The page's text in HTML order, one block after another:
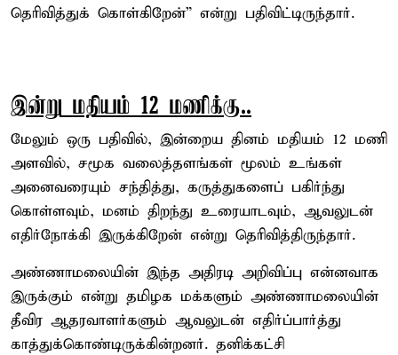
தெரிவித்துக் கொள்கிறேன்” என்று பதிவிட்டிருந்தார்.
இன்று மதியம் 12 மணிக்கு..
மேலும் ஒரு பதிவில், இன்றைய தினம் மதியம் 12 மணி
அளவில், சமூக வலைத்தளங்கள் மூலம் உங்கள்
அனைவரையும் சந்தித்து, கருத்துகளைப் பகிர்ந்து
கொள்ளவும், மனம் திறந்து உரையாடவும், ஆவலுடன்
எதிர்நோக்கி இருக்கிறேன் என்று தெரிவித்திருந்தார்.
அண்ணாமலையின் இந்த அதிரடி அறிவிப்பு என்னவாக
இருக்கும் என்று தமிழக மக்களும் அண்ணாமலையின்
தீவிர ஆதரவாளர்களும் ஆவலுடன் எதிர்ப்பார்த்து
காத்துக்கொண்டிருக்கின்றனர். தனிக்கட்சி